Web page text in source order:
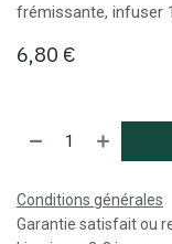
frémissante, infuser
6,80 €
Conditions générales
Garantie satisfait ou